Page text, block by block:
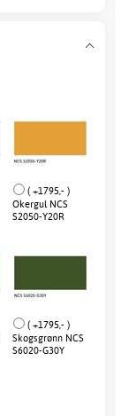
( +1795,- )
Okergul NCS
S2050-Y20R
( +1795,- )
Skogsgrønn NCS
S6020-G30Y